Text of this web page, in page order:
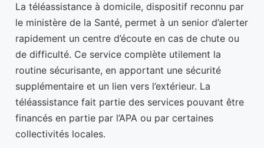
La téléassistance à domicile, dispositif reconnu par
le ministère de la Santé, permet à un senior d’alerter
rapidement un centre d’écoute en cas de chute ou
de difficulté. Ce service complète utilement la
routine sécurisante, en apportant une sécurité
supplémentaire et un lien vers l’extérieur. La
téléassistance fait partie des services pouvant être
financés en partie par l’APA ou par certaines
collectivités locales.